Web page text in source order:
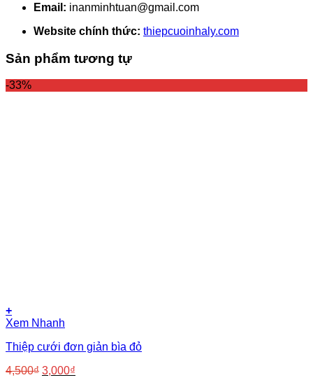
Email: inanminhtuan@gmail.com
Website chính thức: thiepcuoinhaly.com
Sản phẩm tương tự
-33%
+
Xem Nhanh
Thiệp cưới đơn giản bìa đỏ
4,500₫ Giá
3,000₫